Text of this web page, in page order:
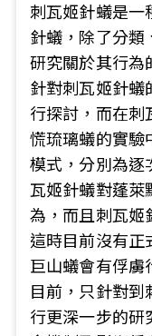
刺瓦姬針蟻是一
針蟻，除了分類
研究關於其行為
針對刺瓦姬針蟻
行探討，而在刺
慌琉璃蟻的實驗
模式，分別為逐
瓦姬針蟻對蓬萊
為，而且刺瓦姬
這時目前沒有正
巨山蟻會有俘虜
目前，只針對
行更深一步的研